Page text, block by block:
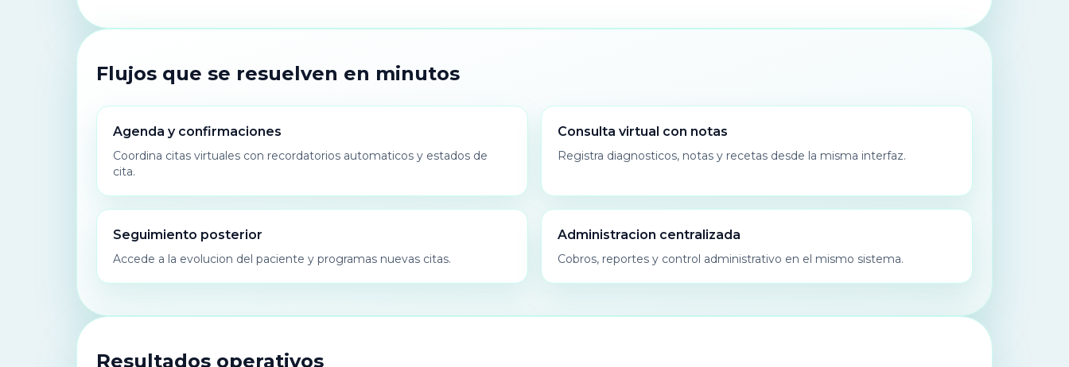
Flujos que se resuelven en minutos
Agenda y confirmaciones
Coordina citas virtuales con recordatorios automaticos y estados de
cita.
Consulta virtual con notas
Registra diagnosticos, notas y recetas desde la misma interfaz.
Seguimiento posterior
Accede a la evolucion del paciente y programas nuevas citas.
Administracion centralizada
Cobros, reportes y control administrativo en el mismo sistema.
Resultados operativos